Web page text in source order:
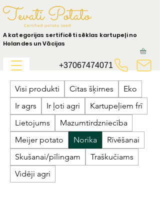
A kategorijas sertificēti sēklas kartupeļi no
Holandes un Vācijas
+37067474071
Visi produkti Citas šķirnes
Eko
Ir agrs
Ir ļoti agri
Kartupeļiem frī
Lietojums
Mazumtirdzniecība
Meijer potato
Norika
Rīvēšanai
Skušanai/pīlingam
Traškučiams
Vidēji agri